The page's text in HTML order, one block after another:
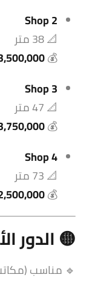
Shop 2
📐 38 متر
💰
3,500,000
Shop 3
📐 47 متر
💰
3,750,000
Shop 4
📐 73 متر
💰
2,500,000
🟡 الدور
🔹 مناسب